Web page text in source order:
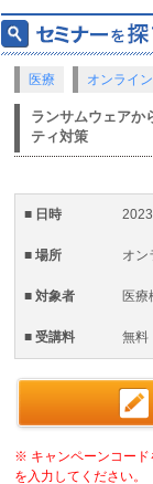
医療 オンライン
ランサムウェアか
ティ対策
■ 日時
■ 場所 オン
■ 対象者 医療
■ 受講料 無料
※ キャンペーンコード
を入力してください。